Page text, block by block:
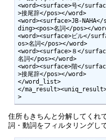
<word><surface>号</
>接尾辞</pos></word>
<word><surface>JB-
ding><pos>名詞</pos></
<word><surface>ビル</
os>名詞</pos></word>
<word><surface>８</
名詞</pos></word>
<word><surface>階</
>接尾辞</pos></word>
</word_list>
</
>
住所もきちんと分解してくれ
詞・動詞をフィルタリングし